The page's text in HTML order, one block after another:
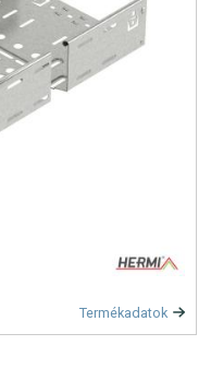
Termékadatok